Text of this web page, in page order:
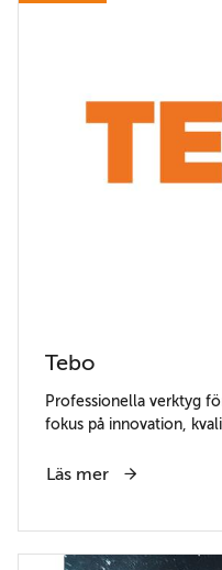
Tebo
Professionella verktyg
fokus på innovation,
Läs mer